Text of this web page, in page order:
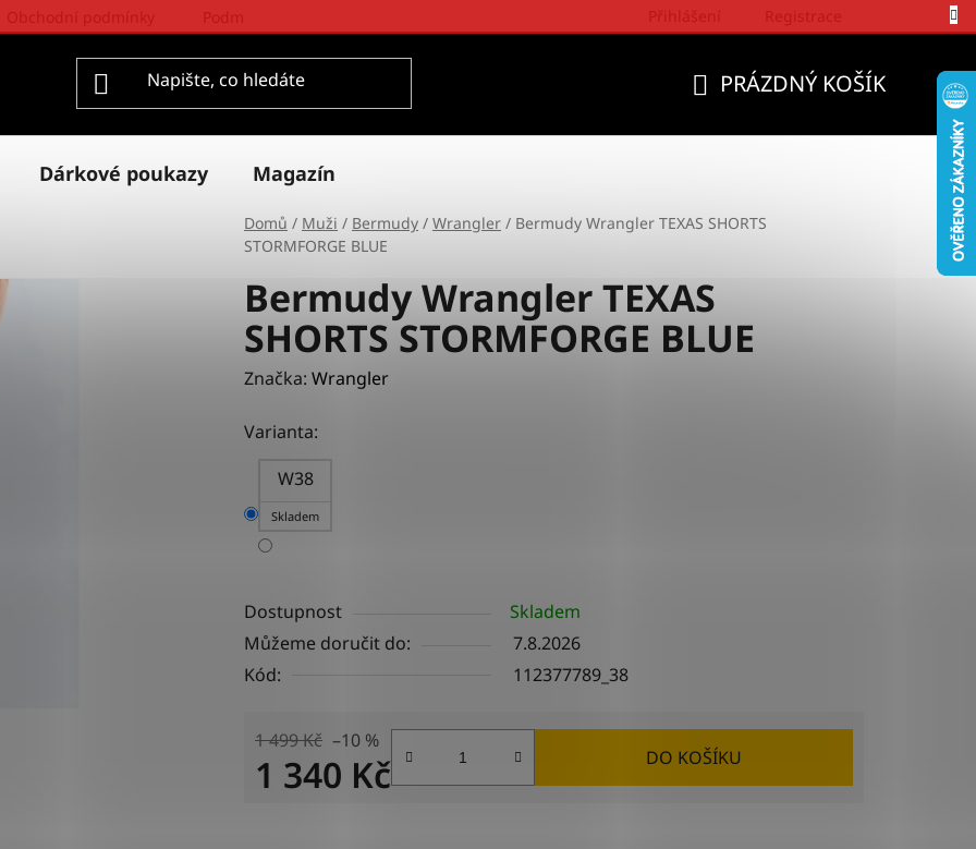
PRÁZDNÝ KOŠÍK
Dárkové poukazy Magazín
Domů / Muži / Bermudy / Wrangler / Bermudy Wrangler TEXAS SHORTS
STORMFORGE BLUE
Bermudy Wrangler TEXAS
SHORTS STORMFORGE BLUE
Značka: Wrangler
Varianta:
W38
Skladem
Dostupnost
Skladem
Můžeme doručit do:
7.8.2026
Kód:
112377789_38
1 499 Kč –10 %
1 340 Kč DO KOŠÍKU